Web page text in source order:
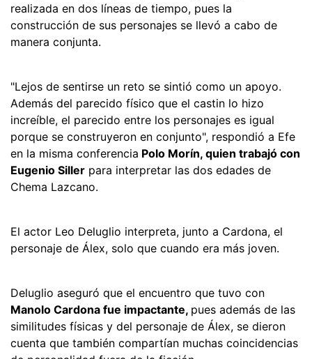
realizada en dos líneas de tiempo, pues la
construcción de sus personajes se llevó a cabo de
manera conjunta.
"Lejos de sentirse un reto se sintió como un apoyo.
Además del parecido físico que el castin lo hizo
increíble, el parecido entre los personajes es igual
porque se construyeron en conjunto", respondió a Efe
en la misma conferencia Polo Morín, quien trabajó con
Eugenio Siller para interpretar las dos edades de
Chema Lazcano.
El actor Leo Deluglio interpreta, junto a Cardona, el
personaje de Álex, solo que cuando era más joven.
Deluglio aseguró que el encuentro que tuvo con
Manolo Cardona fue impactante, pues además de las
similitudes físicas y del personaje de Álex, se dieron
cuenta que también compartían muchas coincidencias